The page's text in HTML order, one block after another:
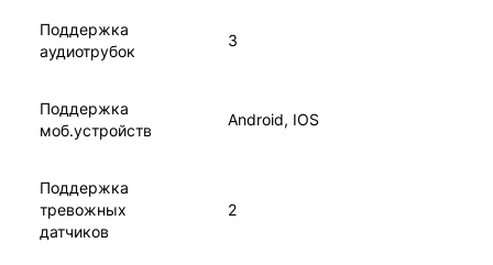
Поддержка
аудиотрубок
3
Поддержка
моб.устройств
Android, IOS
Поддержка
тревожных
датчиков
2